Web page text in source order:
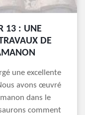
13 : UNE
DE
une excellente
avons œuvré
dans le
comment